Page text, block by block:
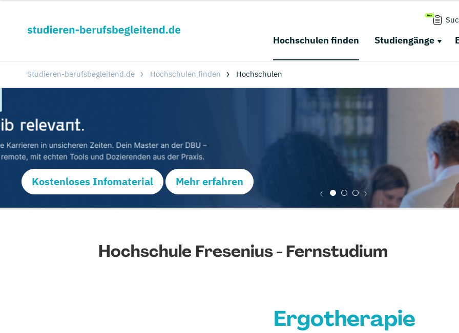
Hochschulen finden Studiengänge
Studieren-berufsbegleitend.de Hochschulen finden Hochschulen
Kostenloses Infomaterial Mehr erfahren
Hochschule Fresenius - Fernstudium
Ergotherapie